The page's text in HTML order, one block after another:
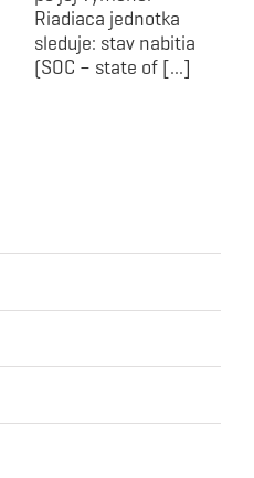
Riadiaca jednotka
sleduje: stav nabitia
(SOC – state of [...]